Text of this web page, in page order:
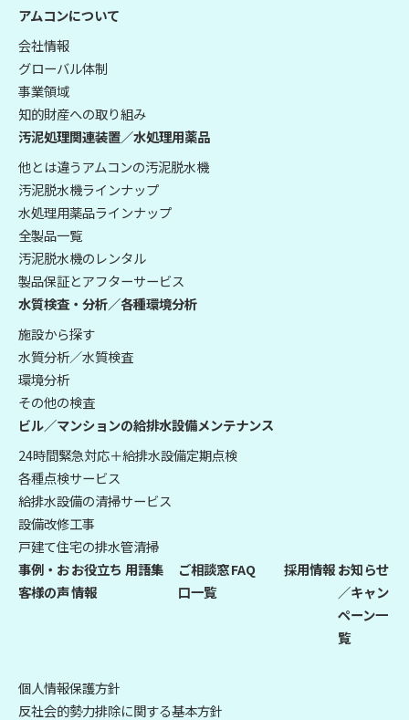
アムコンについて
会社情報
グローバル体制
事業領域
知的財産への取り組み
汚泥処理関連装置／水処理用薬品
他とは違うアムコンの汚泥脱水機
汚泥脱水機ラインナップ
水処理用薬品ラインナップ
全製品一覧
汚泥脱水機のレンタル
製品保証とアフターサービス
水質検査・分析／各種環境分析
施設から探す
水質分析／水質検査
環境分析
その他の検査
ビル／マンションの給排水設備メンテナンス
24時間緊急対応＋給排水設備定期点検
各種点検サービス
給排水設備の清掃サービス
設備改修工事
戸建て住宅の排水管清掃
事例・お
客様の声
お役立ち
情報
用語集
ご相談窓
口一覧
FAQ 採用情報お知らせ
／キャン
ペーン一
覧
個人情報保護方針
反社会的勢力排除に関する基本方針